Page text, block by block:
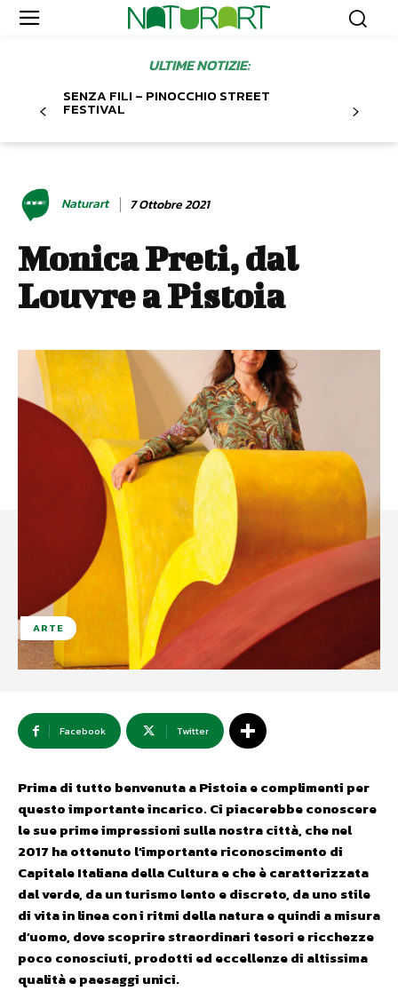
ULTIME NOTIZIE:
SENZA FILI – PINOCCHIO STREET
FESTIVAL
Naturart 7 Ottobre 2021
Monica Preti, dal
Louvre a Pistoia
ARTE
Facebook Twitter
Prima di tutto benvenuta a Pistoia e complimenti per
questo importante incarico. Ci piacerebbe conoscere
le sue prime impressioni sulla nostra città, che nel
2017 ha ottenuto l’importante riconoscimento di
Capitale Italiana della Cultura e che è caratterizzata
dal verde, da un turismo lento e discreto, da uno stile
di vita in linea con i ritmi della natura e quindi a misura
d’uomo, dove scoprire straordinari tesori e ricchezze
poco conosciuti, prodotti ed eccellenze di altissima
qualità e paesaggi unici.